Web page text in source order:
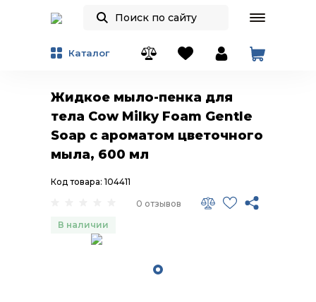
Каталог
Жидкое мыло-пенка для
тела Cow Milky Foam Gentle
Soap с ароматом цветочного
мыла, 600 мл
0 отзывов
Код товара: 104411
В наличии